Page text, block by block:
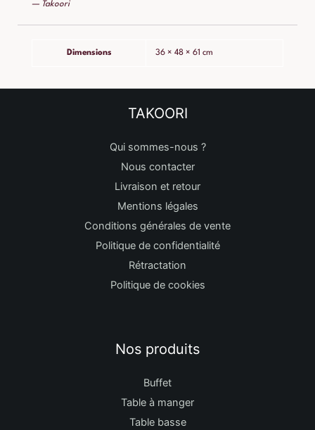
— Takoori
Dimensions 36 × 48 × 61 cm
TAKOORI
Qui sommes-nous ?
Nous contacter
Livraison et retour
Mentions légales
Conditions générales de vente
Politique de confidentialité
Rétractation
Politique de cookies
Nos produits
Buffet
Table à manger
Table basse